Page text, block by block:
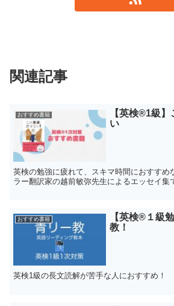
関連記事
おすすめ書籍
【英検®️1級
い
英検の勉強に疲れて、スキマ時間におすすめ
ラー翻訳家の越前敏弥先生によるエッセイ集
おすすめ書籍
【英検®️１級
教！
英検1級の長文読解が苦手な人におすすめ！